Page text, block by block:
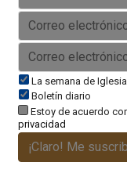
La semana de
Boletín diario
Estoy de acuerdo
privacidad
¡Claro! Me